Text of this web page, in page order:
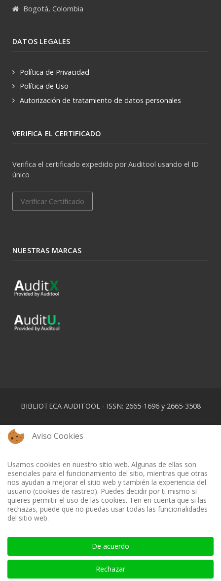
Bogotá, Colombia
DATOS LEGALES
Política de Privacidad
Política de Uso
Autorización de tratamiento de datos personales
VERIFICA EL CERTIFICADO
Verifica el certificado expedido por Auditool usando el ID
único
Verificar Certificado
NUESTRAS MARCAS
BIBLIOTECA AUDITOOL - ISSN: 2665-1696 y 2665-3508
Aviso Cookies
Usamos cookies en nuestro sitio web. Algunas de ellas son
esenciales para el funcionamiento del sitio, mientras que otras
nos ayudan a mejorar el sitio web y también la experiencia del
usuario (cookies de rastreo). Puedes decidir por ti mismo si
quieres permitir el uso de las cookies. Ten en cuenta que si las
rechazas, puede que no puedas usar todas las funcionalidades
del sitio web.
De acuerdo
Rechazar